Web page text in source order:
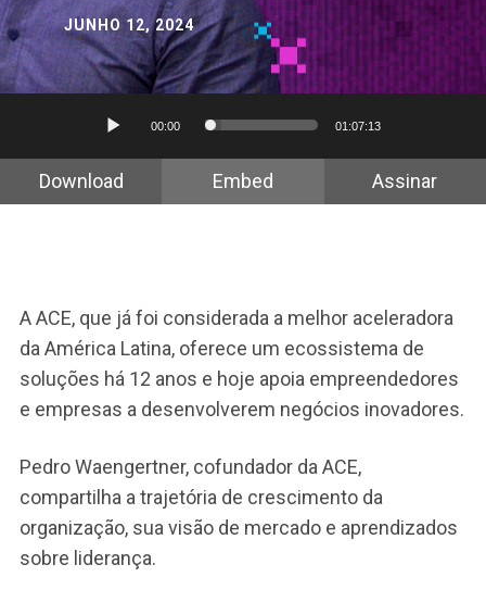
JUNHO 12, 2024
Tocador
áudio
00:00 01:07:13
Download Embed Assinar
A ACE, que já foi considerada a melhor aceleradora
da América Latina, oferece um ecossistema de
soluções há 12 anos e hoje apoia empreendedores
e empresas a desenvolverem negócios inovadores.
Pedro Waengertner, cofundador da ACE,
compartilha a trajetória de crescimento da
organização, sua visão de mercado e aprendizados
sobre liderança.